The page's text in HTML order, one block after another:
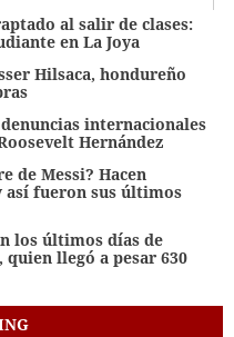
al salir de clases:
en La Joya
Hilsaca, hondureño
internacionales
Hernández
de Messi? Hacen
así fueron sus últimos
los últimos días de
llegó a pesar 630